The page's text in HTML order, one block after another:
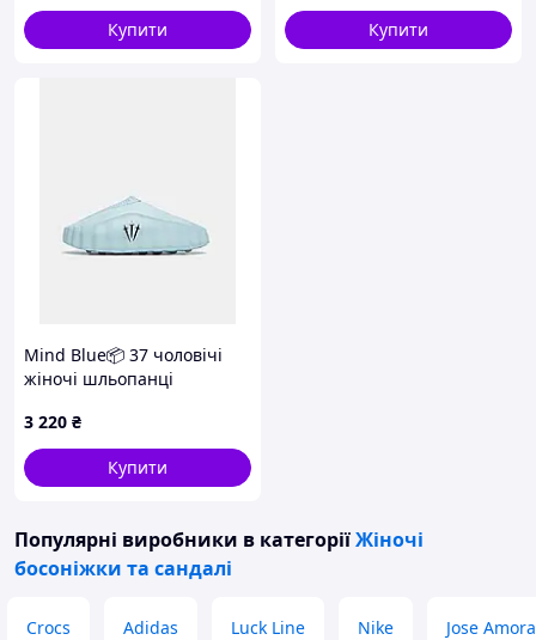
Купити Купити
Mind Blue📦 37 чоловічі
жіночі шльопанці
3 220 ₴
Купити
Популярні виробники в категоріїЖіночі
босоніжки та сандалі
Crocs Adidas Luck Line Nike Jose